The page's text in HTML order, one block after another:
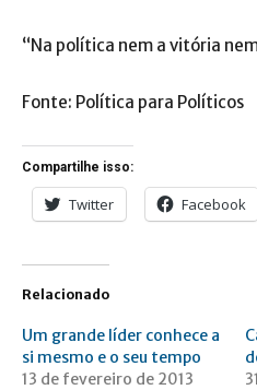
“Na política nem a vitória
Fonte: Política para Políticos
Compartilhe isso:
Twitter Facebook
Relacionado
Um grande líder conhece a
si mesmo e o seu tempo
13 de fevereiro de 2013